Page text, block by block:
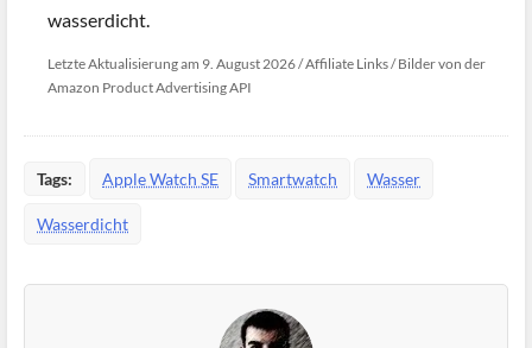
wasserdicht.
Letzte Aktualisierung am 9. August 2026 / Affiliate Links / Bilder von der
Amazon Product Advertising API
Tags: Apple Watch SE Smartwatch Wasser
Wasserdicht